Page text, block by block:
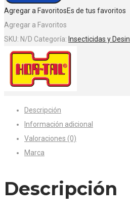
Agregar a FavoritosEs de tus favoritos
Agregar a Favoritos
SKU: N/D Categoría: Insecticidas y
Descripción
Información adicional
Valoraciones (0)
Marca
Descripción